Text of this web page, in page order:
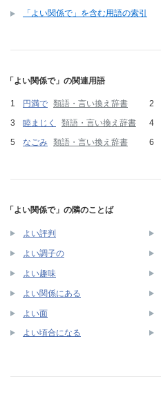
「よい関係で」を含む用語の索引
「よい関係で」の関連用語
円満で 類語・言い換え辞書
睦まじく
類語・言い換え辞書
なごみ 類語・言い換え辞書
「よい関係で」の隣のことば
よい評判
よい調子の
よい趣味
よい関係にある
よい面
よい頃合になる